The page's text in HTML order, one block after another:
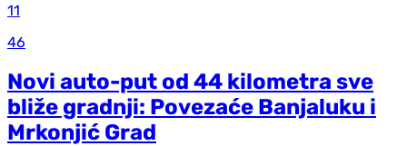
11
46
Novi auto-put od 44 kilometra sve
bliže gradnji: Povezaće Banjaluku i
Mrkonjić Grad